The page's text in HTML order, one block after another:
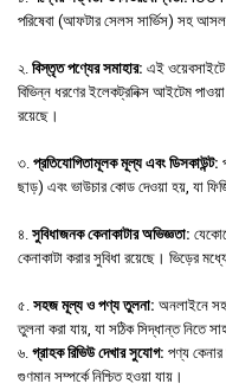
পরিষেবা (আফটার সেলস সার্ভিস) সহ
২. বিস্তৃত পণ্যের সমাহার: এই ওয়েবসাইটে
বিভিন্ন ধরণের ইলেকট্রনিক্স আইটেম
রয়েছে।
৩. প্রতিযোগিতামূলক মূল্য এবং ডিসকাউন্ট:
ছাড়) এবং ভাউচার কোড দেওয়া হয়, যা
৪. সুবিধাজনক কেনাকাটার অভিজ্ঞতা:
কেনাকাটা করার সুবিধা রয়েছে। ভিড়ের
৫. সহজ মূল্য ও পণ্য তুলনা: অনলাইনে
তুলনা করা যায়, যা সঠিক সিদ্ধান্ত নিতে
৬. গ্রাহক রিভিউ দেখার সুযোগ: পণ্য
গুণমান সম্পর্কে নিশ্চিত হওয়া যায়।